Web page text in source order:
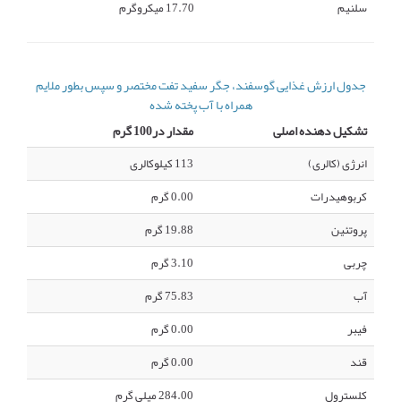
جدول ارزش غذایی گوسفند، جگر سفید تفت مختصر و سپس بطور ملایم
همراه با آب پخته شده
تشکیل دهنده اصلی
مقدار در100 گرم
انرژی (کالری)
113 کیلوکالری
کربوهیدرات
0.00 گرم
پروتئین
19.88 گرم
چربی
3.10 گرم
آب
75.83 گرم
فیبر
0.00 گرم
قند
0.00 گرم
کلسترول
284.00 میلی گرم
سلنیم
17.70 میکروگرم